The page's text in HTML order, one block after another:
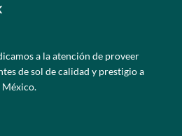
a la atención de proveer
de sol de calidad y prestigio a
México.